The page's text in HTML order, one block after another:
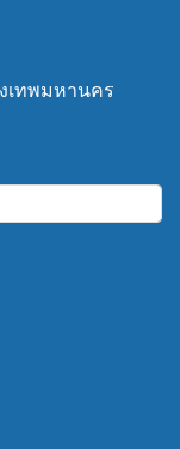
เทพมหานคร